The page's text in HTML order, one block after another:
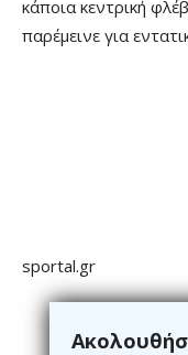
κάποια κεντρική
παρέμεινε για
sportal.gr